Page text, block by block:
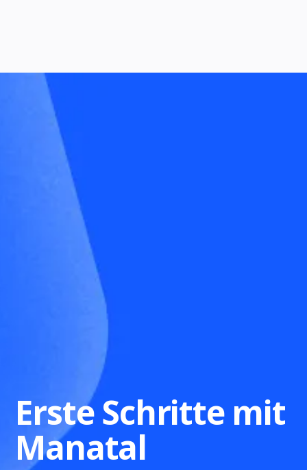
Erste Schritte mit
Manatal